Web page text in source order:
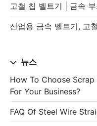
고철 칩 벨트기 | 금속
산업용 금속 벨트기, 고
뉴스
How To Choose
For Your Business?
FAQ Of Steel Wire